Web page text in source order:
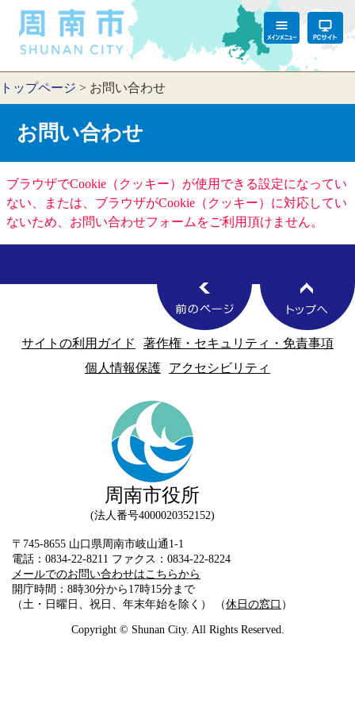
トップページ > お問い合わせ
お問い合わせ
ブラウザでCookie（クッキー）が使用できる設定になってい
ない、または、ブラウザがCookie（クッキー）に対応してい
ないため、お問い合わせフォームをご利用頂けません。
サイトの利用ガイド
著作権・セキュリティ・免責事項
個人情報保護
アクセシビリティ
周南市役所
法人番号4000020352152
〒745-8655 山口県周南市岐山通1-1
電話：0834-22-8211 ファクス：0834-22-8224
メールでのお問い合わせはこちらから
開庁時間：8時30分から17時15分まで
（土・日曜日、祝日、年末年始を除く） （休日の窓口 ）
Copyright © Shunan City. All Rights Reserved.